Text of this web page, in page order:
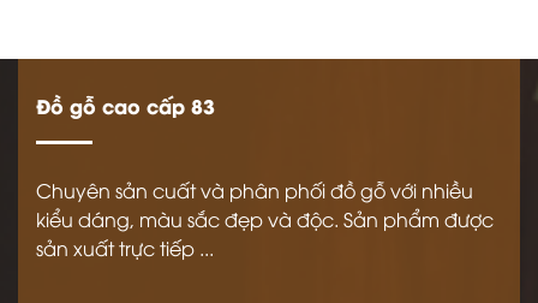
Đồ gỗ cao cấp 83
Chuyên sản cuất và phân phối đồ gỗ với nhiều
kiểu dáng, màu sắc đẹp và độc. Sản phẩm được
sản xuất trực tiếp ...